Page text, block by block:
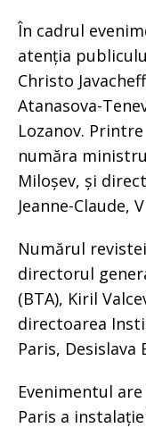
În cadrul
atenția
Christo
Atanasova-
Lozanov.
număra
Miloșev, și
Jeanne-Claude,
Numărul
directorul
(BTA), Kiril
directoarea
Paris, Desislava
Evenimentul
Paris a